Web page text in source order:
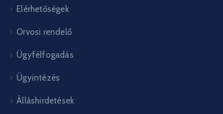
Elérhetőségek
Orvosi rendelő
Ügyfélfogadás
Ügyintézés
Álláshirdetések